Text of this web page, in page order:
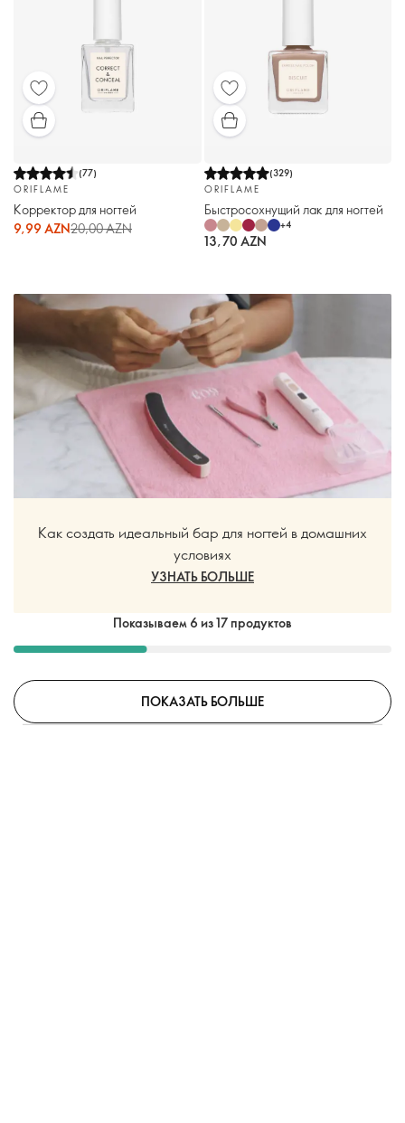
(77)
ORIFLAME
Корректор для ногтей
9,99 AZN20,00 AZN
(329)
ORIFLAME
Быстросохнущий лак для ногтей
+4
13,70 AZN
Как создать идеальный бар для ногтей в домашних
условиях
УЗНАТЬ БОЛЬШЕ
Показываем 6 из 17 продуктов
ПОКАЗАТЬ БОЛЬШЕ